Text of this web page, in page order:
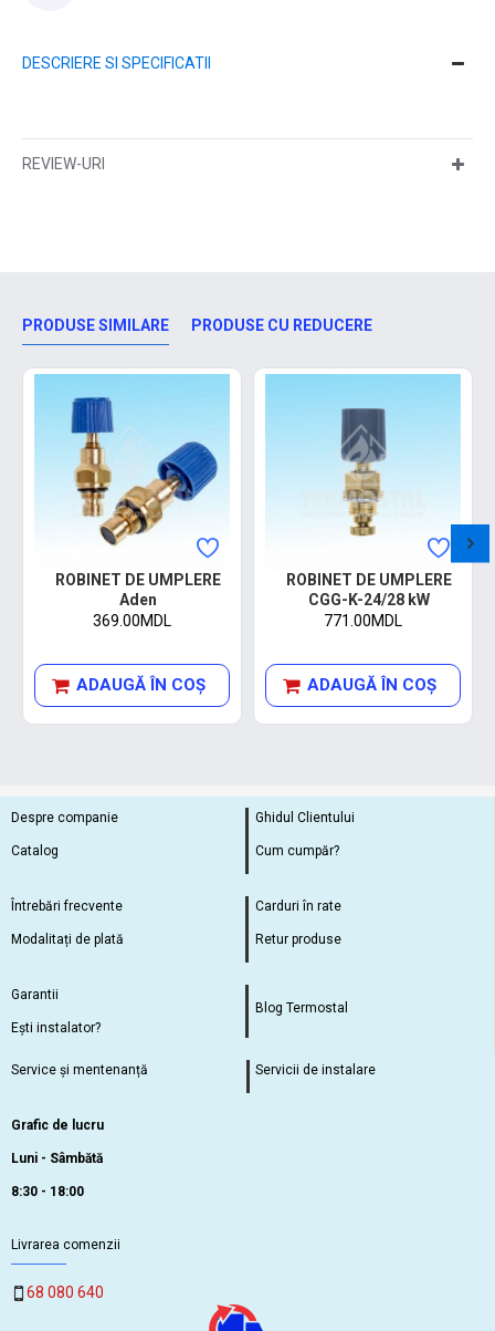
DESCRIERE SI SPECIFICATII
REVIEW-URI
PRODUSE SIMILARE PRODUSE CU REDUCERE
ROBINET DE UMPLERE
Aden
369.00MDL
ADAUGĂ ÎN COŞ
ROBINET DE UMPLERE
CGG-K-24/28 kW
771.00MDL
ADAUGĂ ÎN COŞ
Despre companie
Catalog
Ghidul Clientului
Cum cumpăr?
Întrebări frecvente
Modalitați de plată
Carduri în rate
Retur produse
Garantii
Ești instalator?
Blog Termostal
Service și mentenanță Servicii de instalare
Grafic de lucru
Luni - Sâmbătă
8:30 - 18:00
Livrarea comenzii
68 080 640